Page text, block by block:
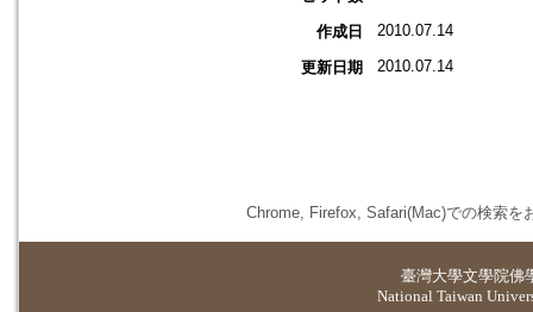
作成日 2010.07.14
更新日期 2010.07.14
Chrome, Firefox, Safari(Mac)での検索を
臺灣大學文學院佛
National Taiwan